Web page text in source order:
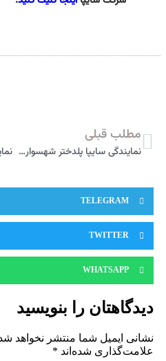
مطلب قبلی
نمایندگی سایپا پلدختر شهسواری خودرو 5869
TELEGRAM
TWITTER
WHATSAPP
دیدگاهتان را بنویسید
نشانی ایمیل شما منتشر نخواهد
علامت‌گذاری شده‌اند *